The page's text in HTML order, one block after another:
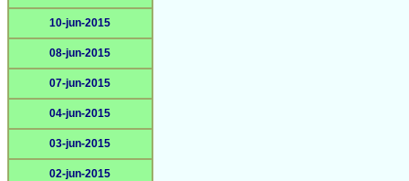
10-jun-2015
08-jun-2015
07-jun-2015
04-jun-2015
03-jun-2015
02-jun-2015